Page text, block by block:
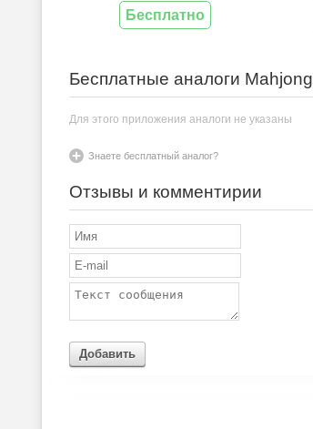
Бесплатно
Бесплатные аналоги Mahjong
Для этого приложения аналоги не указаны
Знаете бесплатный аналог?
Отзывы и комментирии
Добавить